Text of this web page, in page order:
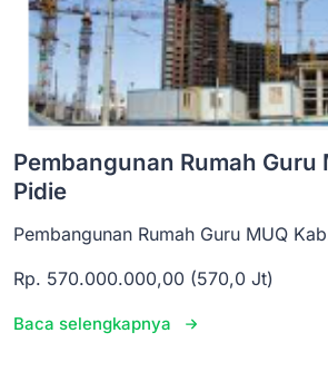
Pembangunan Rumah Guru
Pidie
Pembangunan Rumah Guru MUQ
Rp. 570.000.000,00 (570,0 Jt)
Baca selengkapnya